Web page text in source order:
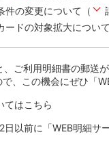
件の変更について（
ードの対象拡大につい
、ご利用明細書の郵
、この機会にぜひ「
てはこちら
以前に「WEB明細